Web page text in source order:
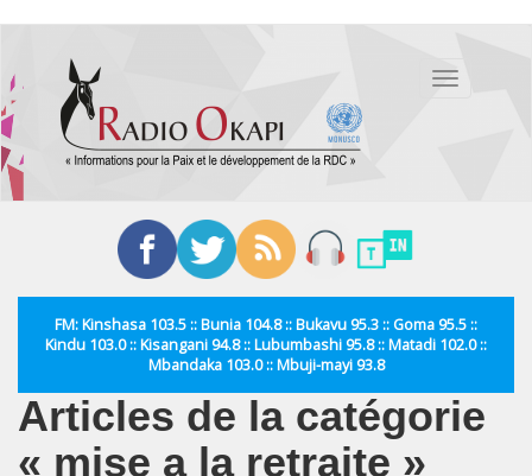
contenu
principal
Toggle
FM: Kinshasa 103.5 :: Bunia 104.8 :: Bukavu 95.3 :: Goma 95.5 ::
Kindu 103.0 :: Kisangani 94.8 :: Lubumbashi 95.8 :: Matadi 102.0 ::
Mbandaka 103.0 :: Mbuji-mayi 93.8
Articles de la catégorie
« mise a la retraite »